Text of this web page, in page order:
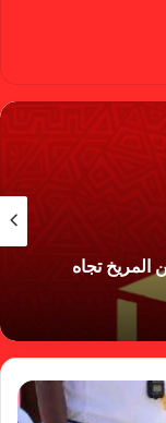
المريخ تجاه